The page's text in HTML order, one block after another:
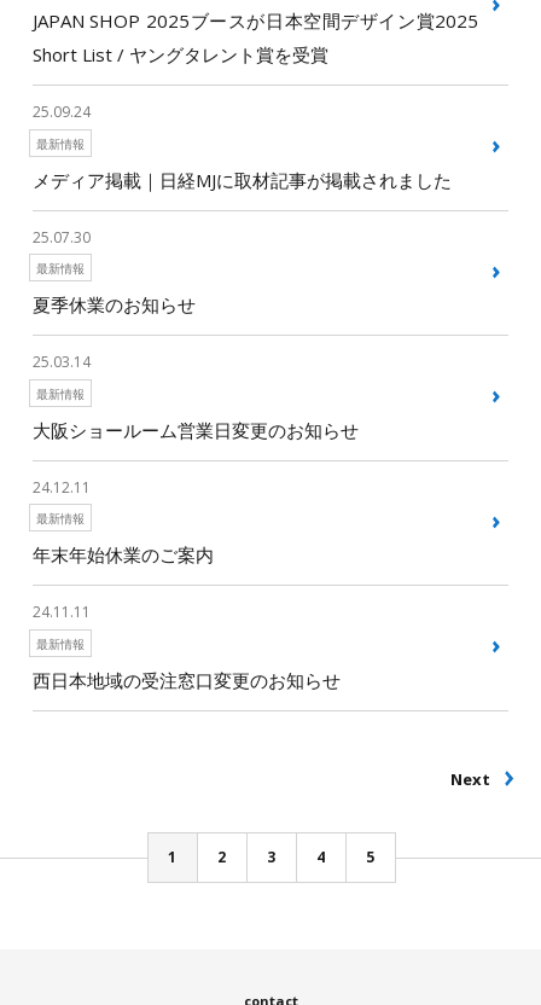
JAPAN SHOP 2025ブースが日本空間デザイン賞2025
Short List / ヤングタレント賞を受賞
25.09.24
最新情報
メディア掲載｜日経MJに取材記事が掲載されました
25.07.30
最新情報
夏季休業のお知らせ
25.03.14
最新情報
大阪ショールーム営業日変更のお知らせ
24.12.11
最新情報
年末年始休業のご案内
24.11.11
最新情報
西日本地域の受注窓口変更のお知らせ
1 2 3 4 5
Next